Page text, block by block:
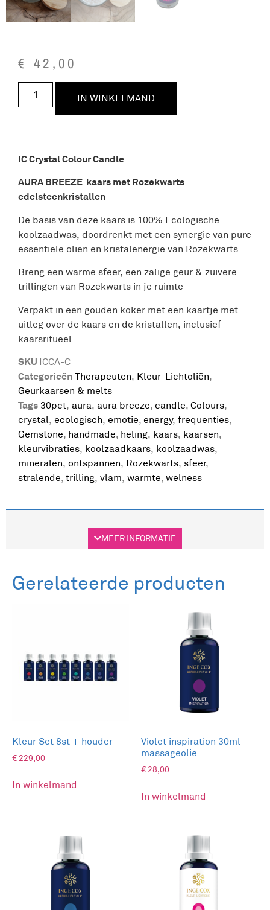
€ 42,00
IN WINKELMAND
IC Crystal Colour Candle
AURA BREEZE kaars met Rozekwarts
edelsteenkristallen
De basis van deze kaars is 100% Ecologische
koolzaadwas, doordrenkt met een synergie van pure
essentiële oliën en kristalenergie van Rozekwarts
Breng een warme sfeer, een zalige geur & zuivere
trillingen van Rozekwarts in je ruimte
Verpakt in een gouden koker met een kaartje met
uitleg over de kaars en de kristallen, inclusief
kaarsritueel
SKU ICCA-C
Categorieën Therapeuten, Kleur-Lichtoliën,
Geurkaarsen & melts
Tags 30pct, aura, aura breeze, candle, Colours,
crystal, ecologisch, emotie, energy, frequenties,
Gemstone, handmade, heling, kaars, kaarsen,
kleurvibraties, koolzaadkaars, koolzaadwas,
mineralen, ontspannen, Rozekwarts, sfeer,
stralende, trilling, vlam, warmte, welness
Beschrijving
AURA BREEZE kaars met Rozekwarts
De basis van deze kaars is 100% Ecologische
koolzaadwas, doordrenkt met een synergie van
pure essentiële oliën en kristalenergie van
de kleur roze & fushia
, zoals de bron, healing,
bescherming & schoonheid.
De geur is een heerlijke blend van Palo santo,
Geranium, Lavendel, Wierook, patchouilli &
Sandelhout. Dit is dezelfde synergie als in de
Rozekwartskristallen
voegen een helend
element van de natuur toe en geven aan de kaars
een extra kristalheldere dimensie waardoor deze
een prachtig cadeau is voor jezelf of anderen.
MEER INFORMATIE
Gerelateerde producten
Kleur Set 8st + houder
€ 229,00
In winkelmand
Violet inspiration 30ml
massageolie
€ 28,00
In winkelmand